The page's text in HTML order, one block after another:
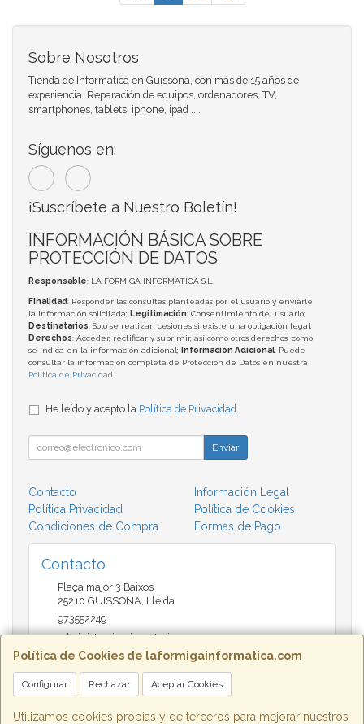
Política de Cookies de laformigainformatica.com
Configurar Rechazar Aceptar Cookies
Utilizamos cookies propias y de terceros para mejorar nuestros
Sobre Nosotros
Tienda de Informática en Guissona, con más de 15 años de
experiencia. Reparación de equipos, ordenadores, TV,
smartphones, tablets, iphone, ipad ....
Síguenos en:
¡Suscríbete a Nuestro Boletín!
INFORMACIÓN BÁSICA SOBRE
PROTECCIÓN DE DATOS
Responsable: LA FORMIGA INFORMATICA S.L.
Finalidad: Responder las consultas planteadas por el usuario y enviarle
la información solicitada; Legitimación: Consentimiento del usuario;
Destinatarios: Solo se realizan cesiones si existe una obligación legal;
Derechos: Acceder, rectificar y suprimir, así como otros derechos, como
se indica en la información adicional;
Información Adicional: Puede
consultar la información completa de Protección de Datos en nuestra
Política de Privacidad.
He leído y acepto la Política de Privacidad.
Enviar
Contacto
Información Legal
Política Privacidad
Política de Cookies
Condiciones de Compra
Formas de Pago
Contacto
Plaça major 3 Baixos
25210 GUISSONA, Lleida
973552249
administracio@insectari.com
Horario
Matí de 9 a 13:30 - Tarda 17 a 20:30